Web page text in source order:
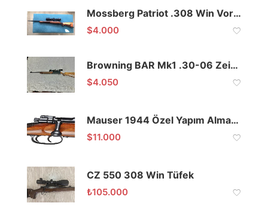
Mossberg Patriot .308 Win Vortex Dürbünlü
$4.000
Browning BAR Mk1 .30-06 Zeiss Dürbünlü Yivli Tüfek
$4.050
Mauser 1944 Özel Yapım Alman Çift Tetik Yivli Tüfek
$11.000
CZ 550 308 Win Tüfek
₺105.000